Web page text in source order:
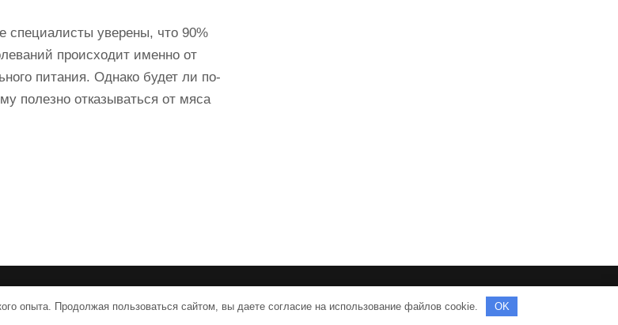
специалисты уверены, что 90%
происходит именно от
питания. Однако будет ли по-
полезно отказываться от мяса
опыта. Продолжая пользоваться сайтом, вы даете согласие на использование файлов cookie. OK